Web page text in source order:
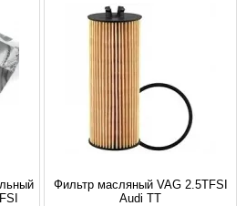
Фильтр масляный VAG 2.5TFSI
Audi TT